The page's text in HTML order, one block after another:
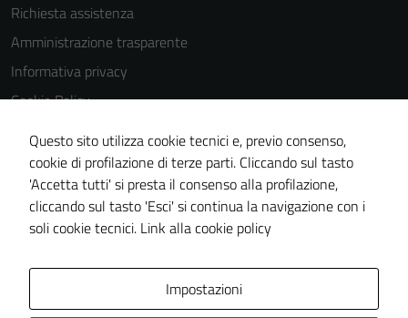
Richiesta assistenza
Amministrazione trasparente
Informativa privacy
Cookie Policy
Note legali
Dichiarazione di accessibilità
Obiettivi di accessibilità
Piano di miglioramento del sito
Questo sito utilizza cookie tecnici e, previo consenso,
cookie di profilazione di terze parti. Cliccando sul tasto
'Accetta tutti' si presta il consenso alla profilazione,
cliccando sul tasto 'Esci' si continua la navigazione con i
soli cookie tecnici. Link alla cookie policy
Impostazioni